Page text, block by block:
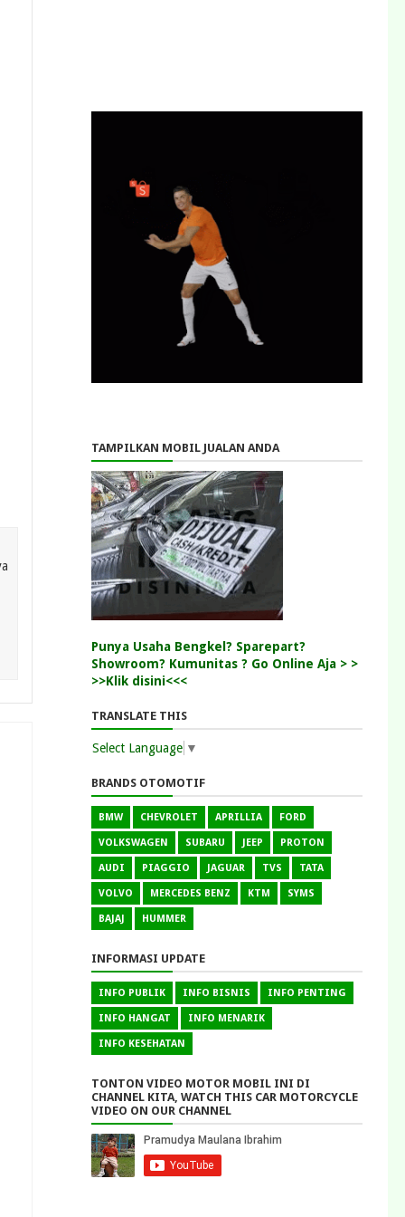
TAMPILKAN MOBIL JUALAN ANDA
Punya Usaha Bengkel? Sparepart?
Showroom? Kumunitas ? Go Online Aja > >
>>Klik disini<<<
TRANSLATE THIS
Select Language ▼
BRANDS OTOMOTIF
BMW CHEVROLET APRILLIA FORD
VOLKSWAGEN SUBARU JEEP PROTON
AUDI PIAGGIO JAGUAR TVS TATA
VOLVO MERCEDES BENZ KTM SYMS
BAJAJ HUMMER
INFORMASI UPDATE
INFO PUBLIK INFO BISNIS INFO PENTING
INFO HANGAT INFO MENARIK
INFO KESEHATAN
TONTON VIDEO MOTOR MOBIL INI DI
CHANNEL KITA, WATCH THIS CAR MOTORCYCLE
VIDEO ON OUR CHANNEL